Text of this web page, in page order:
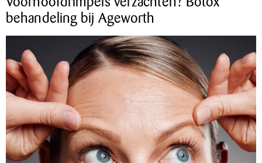
behandeling bij Ageworth